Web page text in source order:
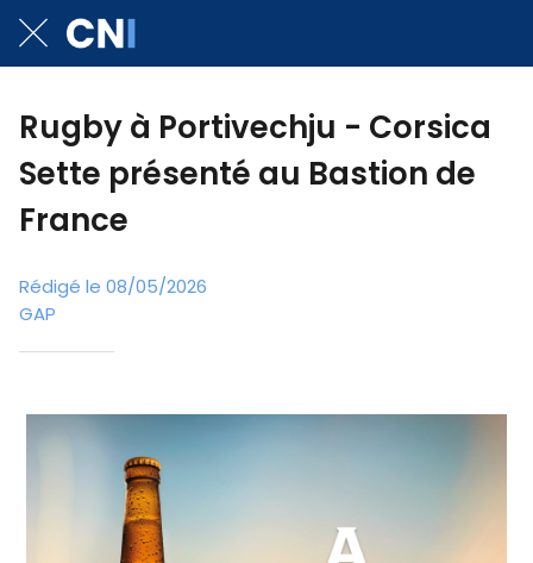
Rugby à Portivechju - Corsica
Sette présenté au Bastion de
France
Rédigé le 08/05/2026
GAP